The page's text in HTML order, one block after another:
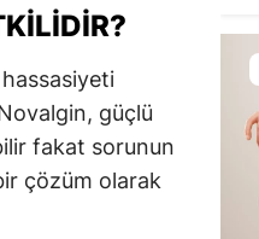
güçlü
fakat sorunun
çözüm olarak